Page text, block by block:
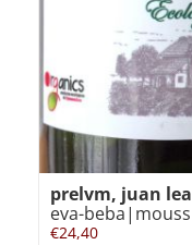
prelvm, juan
eva-beba|mouss
€24,40